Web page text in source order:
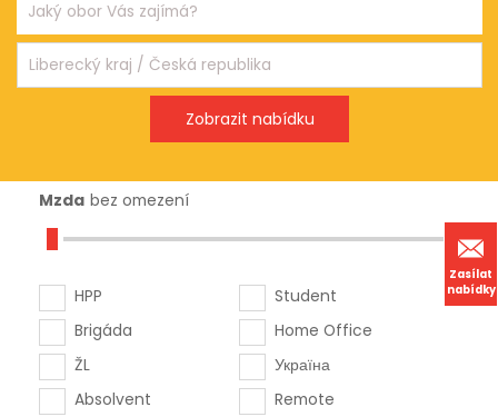
Zasílat
nabídky
Mzda bez omezení
HPP
Brigáda
ŽL
Absolvent
Student
Home Office
Україна
Remote